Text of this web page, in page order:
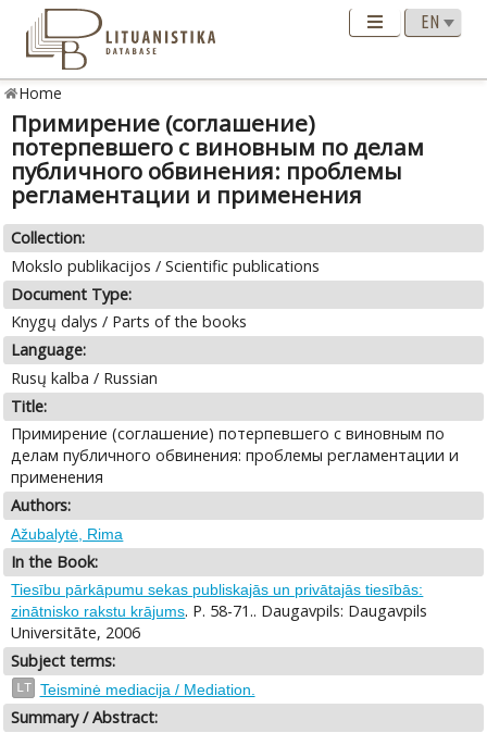
Home
Примирение (соглашение)
потерпевшего с виновным по делам
публичного обвинения: проблемы
регламентации и применения
Collection:
Mokslo publikacijos / Scientific publications
Document Type:
Knygų dalys / Parts of the books
Language:
Rusų kalba / Russian
Title:
Примирение (соглашение) потерпевшего с виновным по
делам публичного обвинения: проблемы регламентации и
применения
Authors:
Ažubalytė, Rima
In the Book:
Tiesību pārkāpumu sekas publiskajās un privātajās tiesībās:
zinātnisko rakstu krājums. P. 58-71.. Daugavpils: Daugavpils
Universitāte, 2006
Subject terms:
LT Teisminė mediacija / Mediation.
Summary / Abstract: